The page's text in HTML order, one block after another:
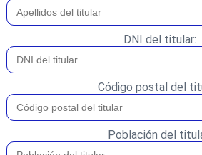
DNI del titular:
Código postal del
Población del